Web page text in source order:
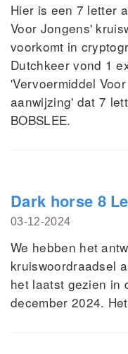
Hier is een 7 letter
Voor Jongens'
voorkomt in
Dutchkeer vond 1
'Vervoermiddel
aanwijzing' dat 7
BOBSLEE.
Dark horse 8
03-12-2024
We hebben het
kruiswoordraadsel
het laatst gezien in
december 2024.